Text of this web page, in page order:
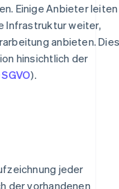
Einige Anbieter leiten
Infrastruktur weiter,
anbieten. Dies
hinsichtlich der
).
jeder
der vorhandenen